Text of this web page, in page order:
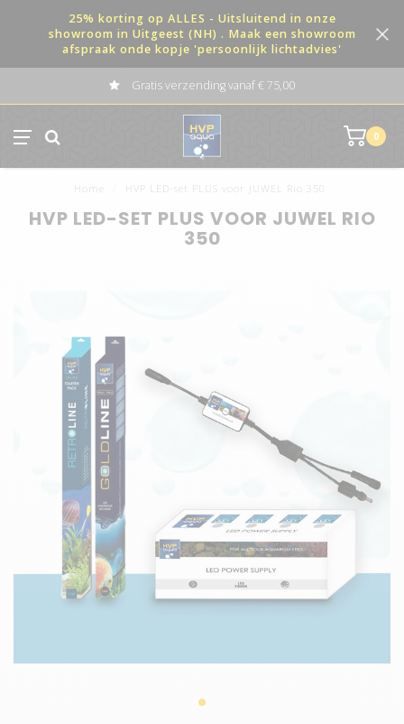
25% korting op ALLES - Uitsluitend in onze
showroom in Uitgeest (NH) . Maak een showroom
afspraak onde kopje 'persoonlijk lichtadvies'
Gratis verzending vanaf € 75,00
0
Home HVP LED-set PLUS voor JUWEL Rio 350
HVP LED-SET PLUS VOOR JUWEL RIO
350